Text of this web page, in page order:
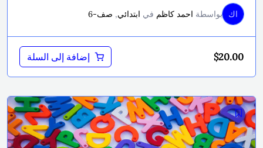
اك بواسطة احمد كاظم في ابتدائي, صف-6
$20.00 إضافة إلى السلة